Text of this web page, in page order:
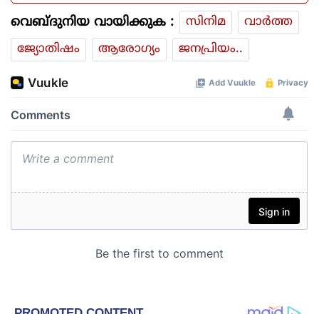
വെബ്ദുനിയ വായിക്കുക : സിനിമ
വാര്‍ത്ത
ജ്യോതിഷം
ആരോഗ്യം ജനപ്രിയം..